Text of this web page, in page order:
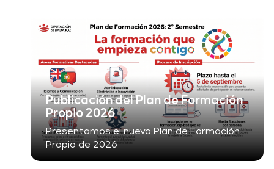
Publicación del Plan de Formación
Propio 2026
Presentamos el nuevo Plan de Formación
Propio de 2026